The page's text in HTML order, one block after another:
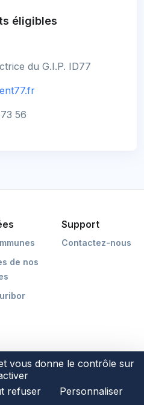
éligibles
du G.I.P. ID77
56
de nos
Support
Contactez-nous
vous donne le contrôle sur
refuser
Personnaliser